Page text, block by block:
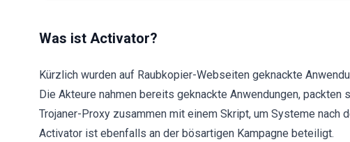
Was ist Activator?
Kürzlich wurden auf Raubkopier-Webseiten geknackte
Die Akteure nahmen bereits geknackte Anwendungen,
Trojaner-Proxy zusammen mit einem Skript, um Systeme nach
Activator ist ebenfalls an der bösartigen Kampagne beteiligt.